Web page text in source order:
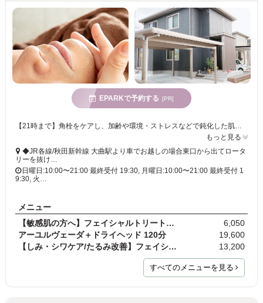
EPARKで予約する [PR]
【21時まで】角栓をケアし、加齢や環境・ストレスなどで鈍化した肌周期の正常化を図っていく「フェイシャルトリートメント」が初回3,300円☆駐車場完備でお車もOK♪
もっと見る
◆JR各線/秋田新幹線 大曲駅より車でお越しの場合東口から出てロータ
リーを抜け…
日曜日:10:00〜21:00 最終受付 19:30, 月曜日:10:00〜21:00 最終受付 1
9:30, 火…
メニュー
【敏感肌の方へ】フェイシャルトリートメント 30分
6,050
アーユルヴェーダ＋ドライヘッド 120分
19,600
【しみ・シワケア/たるみ改善】フェイシャルトリート…
13,200
すべてのメニューを見る